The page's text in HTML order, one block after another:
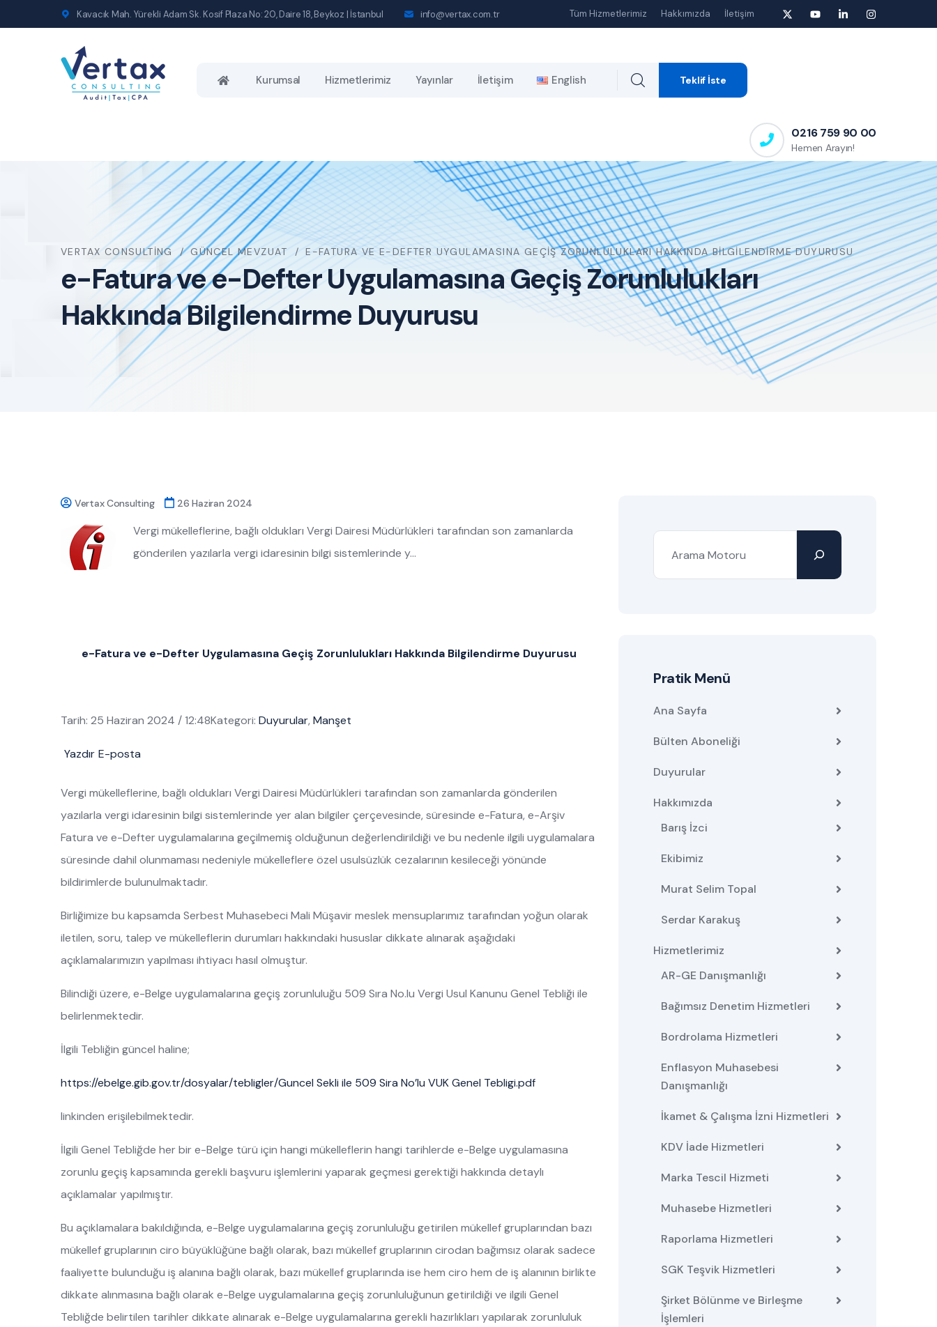
Kavacık Mah. Yürekli Adam Sk. Kosif Plaza No: 20, Daire 18, Beykoz | İstanbul info@vertax.com.tr Tüm Hizmetlerimiz Hakkımızda İletişim
Kurumsal Hizmetlerimiz Yayınlar İletişim English Teklif İste
0216 759 90 00
Hemen Arayın!
VERTAX CONSULTING GÜNCEL MEVZUAT E-FATURA VE E-DEFTER UYGULAMASINA GEÇIŞ ZORUNLULUKLARI HAKKINDA BILGILENDIRME DUYURUSU
e-Fatura ve e-Defter Uygulamasına Geçiş Zorunlulukları
Hakkında Bilgilendirme Duyurusu
Vertax Consulting 26 Haziran 2024
Vergi mükelleflerine, bağlı oldukları Vergi Dairesi Müdürlükleri tarafından son zamanlarda
gönderilen yazılarla vergi idaresinin bilgi sistemlerinde y…
e-Fatura ve e-Defter Uygulamasına Geçiş Zorunlulukları Hakkında Bilgilendirme Duyurusu
Tarih: 25 Haziran 2024 / 12:48Kategori: Duyurular, Manşet
Yazdır E-posta
Vergi mükelleflerine, bağlı oldukları Vergi Dairesi Müdürlükleri tarafından son zamanlarda gönderilen
yazılarla vergi idaresinin bilgi sistemlerinde yer alan bilgiler çerçevesinde, süresinde e-Fatura, e-Arşiv
Fatura ve e-Defter uygulamalarına geçilmemiş olduğunun değerlendirildiği ve bu nedenle ilgili uygulamalara
süresinde dahil olunmaması nedeniyle mükelleflere özel usulsüzlük cezalarının kesileceği yönünde
bildirimlerde bulunulmaktadır.
Birliğimize bu kapsamda Serbest Muhasebeci Mali Müşavir meslek mensuplarımız tarafından yoğun olarak
iletilen, soru, talep ve mükelleflerin durumları hakkındaki hususlar dikkate alınarak aşağıdaki
açıklamalarımızın yapılması ihtiyacı hasıl olmuştur.
Bilindiği üzere, e-Belge uygulamalarına geçiş zorunluluğu 509 Sıra No.lu Vergi Usul Kanunu Genel Tebliği ile
belirlenmektedir.
İlgili Tebliğin güncel haline;
https://ebelge.gib.gov.tr/dosyalar/tebligler/Guncel Sekli ile 509 Sira No’lu VUK Genel Tebligi.pdf
linkinden erişilebilmektedir.
İlgili Genel Tebliğde her bir e-Belge türü için hangi mükelleflerin hangi tarihlerde e-Belge uygulamasına
zorunlu geçiş kapsamında gerekli başvuru işlemlerini yaparak geçmesi gerektiği hakkında detaylı
açıklamalar yapılmıştır.
Bu açıklamalara bakıldığında, e-Belge uygulamalarına geçiş zorunluluğu getirilen mükellef gruplarından bazı
mükellef gruplarının ciro büyüklüğüne bağlı olarak, bazı mükellef gruplarının cirodan bağımsız olarak sadece
faaliyette bulunduğu iş alanına bağlı olarak, bazı mükellef gruplarında ise hem ciro hem de iş alanının birlikte
dikkate alınmasına bağlı olarak e-Belge uygulamalarına geçiş zorunluluğunun getirildiği ve ilgili Genel
Tebliğde belirtilen tarihler dikkate alınarak e-Belge uygulamalarına gerekli hazırlıkları yapılarak zorunluluk
Pratik Menü
Ana Sayfa
Bülten Aboneliği
Duyurular
Hakkımızda
Barış İzci
Ekibimiz
Murat Selim Topal
Serdar Karakuş
Hizmetlerimiz
AR-GE Danışmanlığı
Bağımsız Denetim Hizmetleri
Bordrolama Hizmetleri
Enflasyon Muhasebesi
Danışmanlığı
İkamet & Çalışma İzni Hizmetleri
KDV İade Hizmetleri
Marka Tescil Hizmeti
Muhasebe Hizmetleri
Raporlama Hizmetleri
SGK Teşvik Hizmetleri
Şirket Bölünme ve Birleşme
İşlemleri